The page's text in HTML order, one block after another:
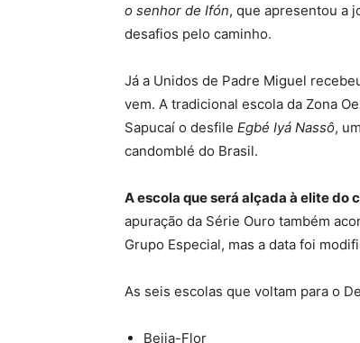
o senhor de Ifón, que apresentou a
desafios pelo caminho.
Já a Unidos de Padre Miguel
vem. A tradicional escola da Zona
Sapucaí o desfile Egbé Iyá Nassô,
candomblé do Brasil.
A escola que será alçada à elite
apuração da Série Ouro também
Grupo Especial, mas a data foi
As seis escolas que voltam para o
Beija-Flor